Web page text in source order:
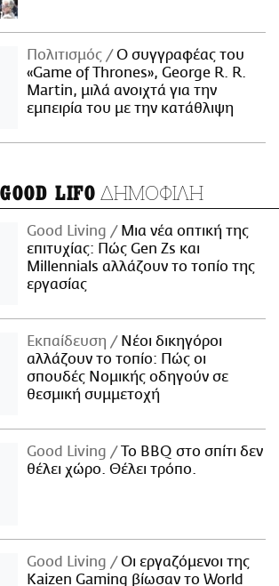
Πολιτισμός
Ο συγγραφέας του
«Game of Thrones», George R. R.
Martin, μιλά ανοιχτά για την
εμπειρία του με την κατάθλιψη
LIFO ΔΗΜΟΦΙΛΗ
Good Living
Μια νέα οπτική της
επιτυχίας: Πώς Gen Zs και
Millennials αλλάζουν το τοπίο της
εργασίας
Εκπαίδευση
Νέοι δικηγόροι
αλλάζουν το τοπίο: Πώς οι
σπουδές Νομικής οδηγούν σε
θεσμική συμμετοχή
Good Living
Το BBQ στο σπίτι δεν
θέλει χώρο. Θέλει τρόπο.
Good Living
Οι εργαζόμενοι της
Kaizen Gaming βίωσαν το World